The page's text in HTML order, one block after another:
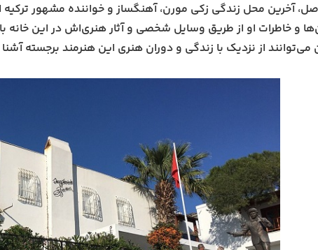
آخرین محل زندگی زکی مورن، آهنگساز و خواننده مشهور ترکیه است که در
و خاطرات او از طریق وسایل شخصی و آثار هنری‌اش در این خانه
می‌توانند از نزدیک با زندگی و دوران هنری این هنرمند برجسته